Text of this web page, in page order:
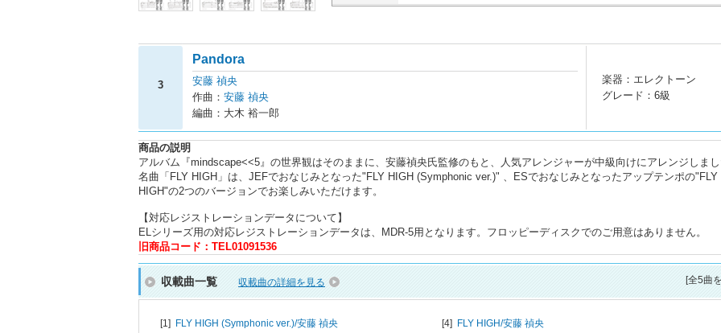
3
Pandora
安藤 禎央
作曲： 安藤 禎央
編曲：大木 裕一郎
楽器：エレクトーン
グレード：6級
商品の説明
アルバム『mindscape<<5』の世界観はそのままに、安藤禎央氏監修のもと、人気アレンジャーが中級向けにアレンジしま
名曲「FLY HIGH」は、JEFでおなじみとなった"FLY HIGH (Symphonic ver.)" 、ESでおなじみとなったアップテンポの"FLY
HIGH"の2つのバージョンでお楽しみいただけます。
【対応レジストレーションデータについて】
ELシリーズ用の対応レジストレーションデータは、MDR-5用となります。フロッピーディスクでのご用意はありません。
旧商品コード：TEL01091536
収載曲一覧 収載曲の詳細を見る [全5曲
[1] FLY HIGH (Symphonic ver.)/安藤 禎央
[4] FLY HIGH/安藤 禎央